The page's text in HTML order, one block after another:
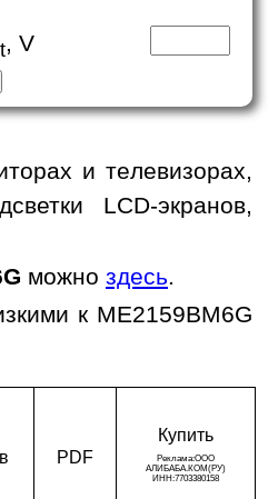
, V
и телевизорах,
LCD-экранов,
можно здесь.
к ME2159BM6G
PDF
Ку­пить